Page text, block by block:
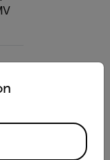
from the